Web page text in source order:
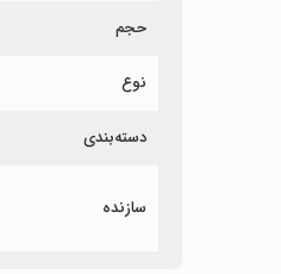
حجم
نوع
دسته‌بندی
سازنده